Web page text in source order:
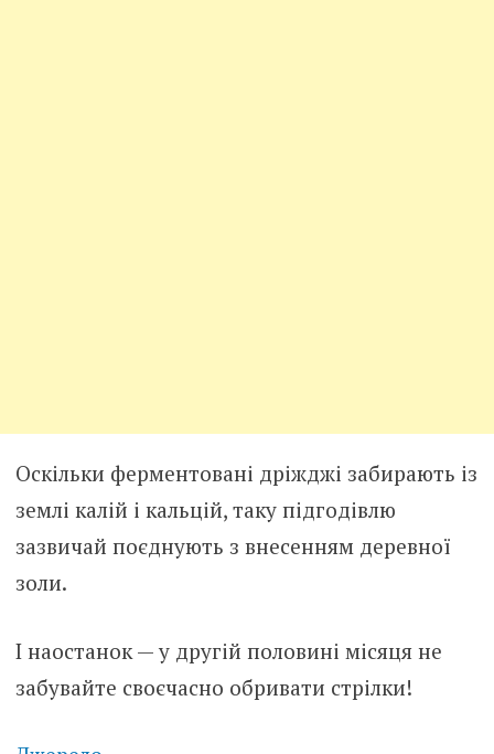
Оскільки ферментовані дріжджі забирають із
землі калій і кальцій, таку підгодівлю
зазвичай поєднують з внесенням деревної
золи.
І наостанок — у другій половині місяця не
забувайте своєчасно обривати стрілки!